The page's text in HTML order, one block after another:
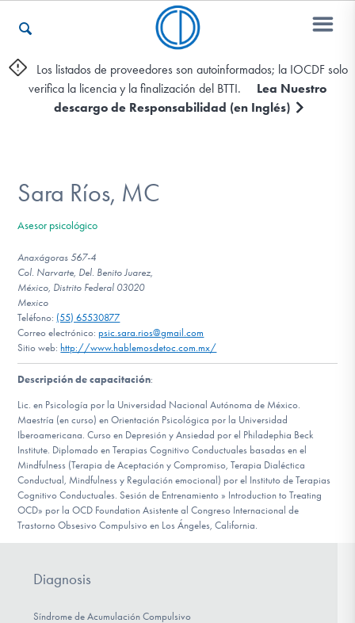
Otros Recursos
Encontrar Ayuda
Aprender Más sobre el TOC
Los listados de proveedores son autoinformados; la IOCDF solo
verifica la licencia y la finalización del BTTI.
Lea Nuestro
descargo de Responsabilidad (en Inglés)
Sara Ríos, MC
Asesor psicológico
Anaxágoras 567-4
Col. Narvarte, Del. Benito Juarez,
México, Distrito Federal 03020
Mexico
Teléfono: (55) 65530877
Correo electrónico:psic.sara.rios@gmail.com
Sitio web: http://www.hablemosdetoc.com.mx/
Descripción de capacitación:
Lic. en Psicología por la Universidad Nacional Autónoma de México.
Maestría (en curso) en Orientación Psicológica por la Universidad
Iberoamericana. Curso en Depresión y Ansiedad por el Philadephia Beck
Institute. Diplomado en Terapias Cognitivo Conductuales basadas en el
Mindfulness (Terapia de Aceptación y Compromiso, Terapia Dialéctica
Conductual, Mindfulness y Regulación emocional) por el Instituto de Terapias
Cognitivo Conductuales. Sesión de Entrenamiento » Introduction to Treating
OCD» por la OCD Foundation Asistente al Congreso Internacional de
Trastorno Obsesivo Compulsivo en Los Ángeles, California.
Diagnosis
Síndrome de Acumulación Compulsivo